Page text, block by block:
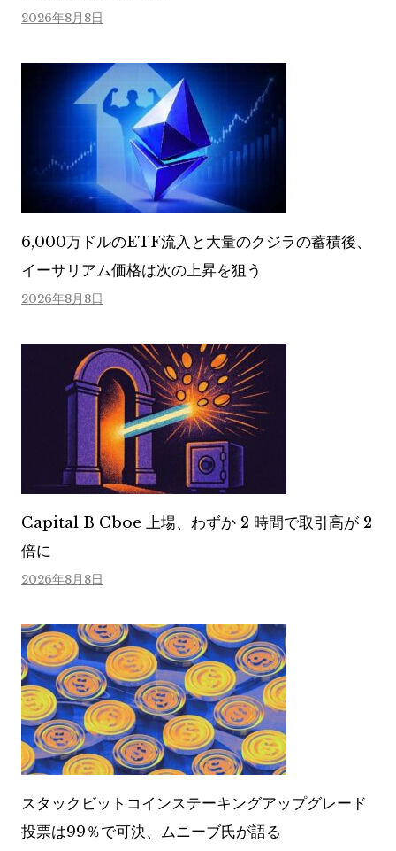
2026年8月8日
6,000万ドルのETF流入と大量のクジラの蓄積後、
イーサリアム価格は次の上昇を狙う
2026年8月8日
Capital B Cboe 上場、わずか 2 時間で取引高が 2
倍に
2026年8月8日
スタックビットコインステーキングアップグレード
投票は99％で可決、ムニーブ氏が語る